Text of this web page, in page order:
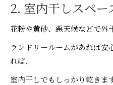
2. 室内干しスペ
花粉や黄砂、悪天候などで外
ランドリールームがあれば安
れば、
室内干しでもしっかり乾きます